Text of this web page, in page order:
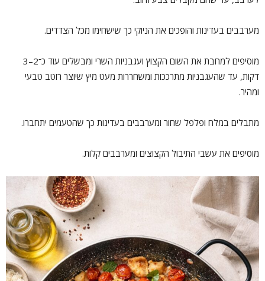
מערבבים בעדינות והופכים את הניוקי כך שישחימו מכל הצדדים.
מוסיפים למחבת את השום הקצוץ ועגבניות השרי ומבשלים עוד כ־2–3
דקות, עד שהעגבניות מתרככות ומשחררות מעט מיץ שיוצר רוטב טבעי
ומהיר.
מתבלים במלח ופלפל שחור ומערבבים בעדינות כך שהטעמים יתחברו.
מוסיפים את עשבי התיבול הקצוצים ומערבבים קלות.